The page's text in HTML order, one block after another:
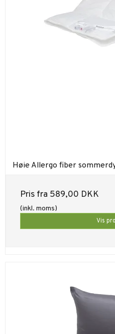
Høie Allergo fiber
Pris fra 589,00 DKK
(inkl. moms)
Vis